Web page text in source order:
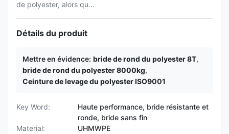
de polyester, alors qu...
Détails du produit
Mettre en évidence: bride de rond du polyester 8T,
bride de rond du polyester 8000kg,
Ceinture de levage du polyester ISO9001
Key Word:
Haute performance, bride résistante et
ronde, bride sans fin
Material:
UHMWPE